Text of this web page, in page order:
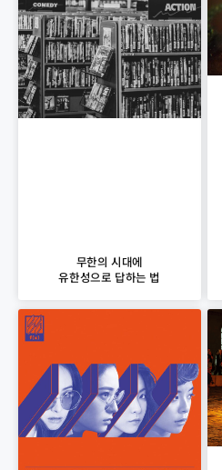
무한의 시대에
유한성으로 답하는 법